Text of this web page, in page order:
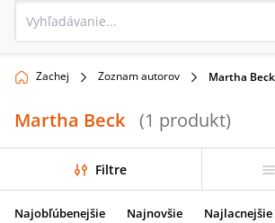
Zachej Zoznam autorov Martha Beck
Martha Beck (1 produkt)
Filtre
Najobľúbenejšie Najnovšie Najlacnejšie